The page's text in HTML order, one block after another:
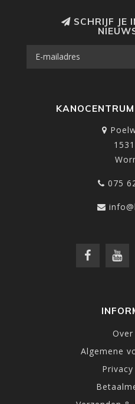
SCHRIJF JE
075
Algemene